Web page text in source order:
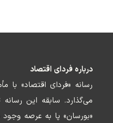
درباره فردای اقتصاد
رسانه «فردای اقتصاد»
«بورسان» پا به عرصه